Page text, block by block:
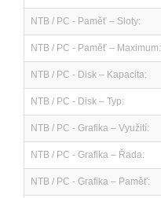
NTB / PC - Paměť – Sloty:
NTB / PC - Paměť – Maximum:
NTB / PC - Disk – Kapacita:
NTB / PC - Disk – Typ:
NTB / PC - Grafika – Využití:
NTB / PC - Grafika – Řada:
NTB / PC - Grafika – Paměť: